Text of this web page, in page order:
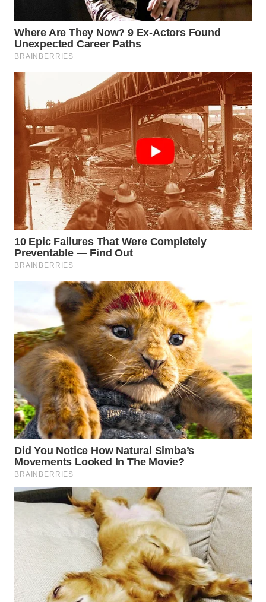
WN
SAMOSIR
PADANG
LAWAS
WN
SUMEDANG
WN
CIANJUR
WN
KEPULAUAN
SERIBU
TANGERANG
WN
BINJAI
WN
CIREBON
WN
INDRAMAYU
WN
KUNINGAN
WN
SUBANG
WN